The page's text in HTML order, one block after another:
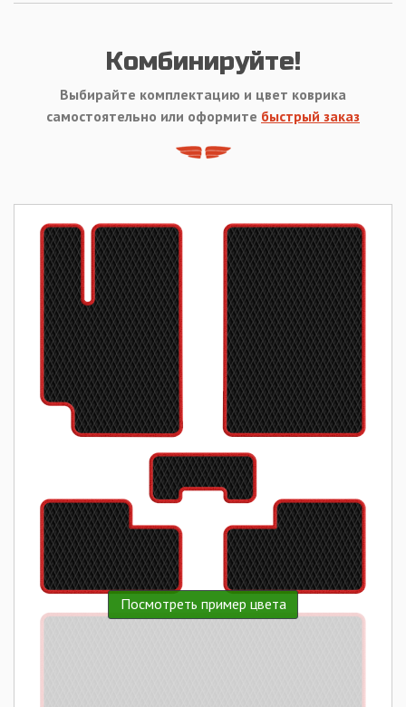
Комбинируйте!
Выбирайте комплектацию и цвет коврика
самостоятельно или оформите быстрый заказ
Посмотреть пример цвета